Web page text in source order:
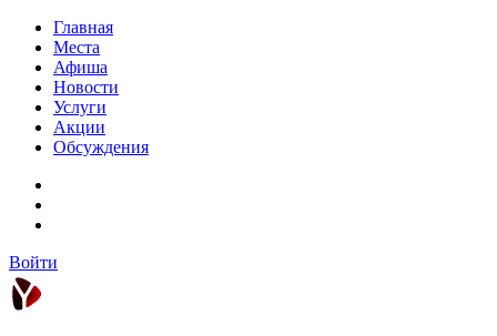
Главная
Места
Афиша
Новости
Услуги
Акции
Обсуждения
Войти